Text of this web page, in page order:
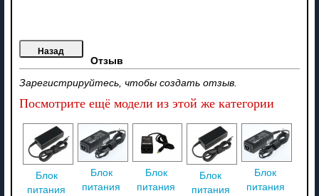
Отзыв
Зарегистрируйтесь, чтобы создать отзыв.
Посмотрите ещё модели из этой же категории
Блок
питания
Блок
питания
Блок
питания
Блок
питания
Блок
питания